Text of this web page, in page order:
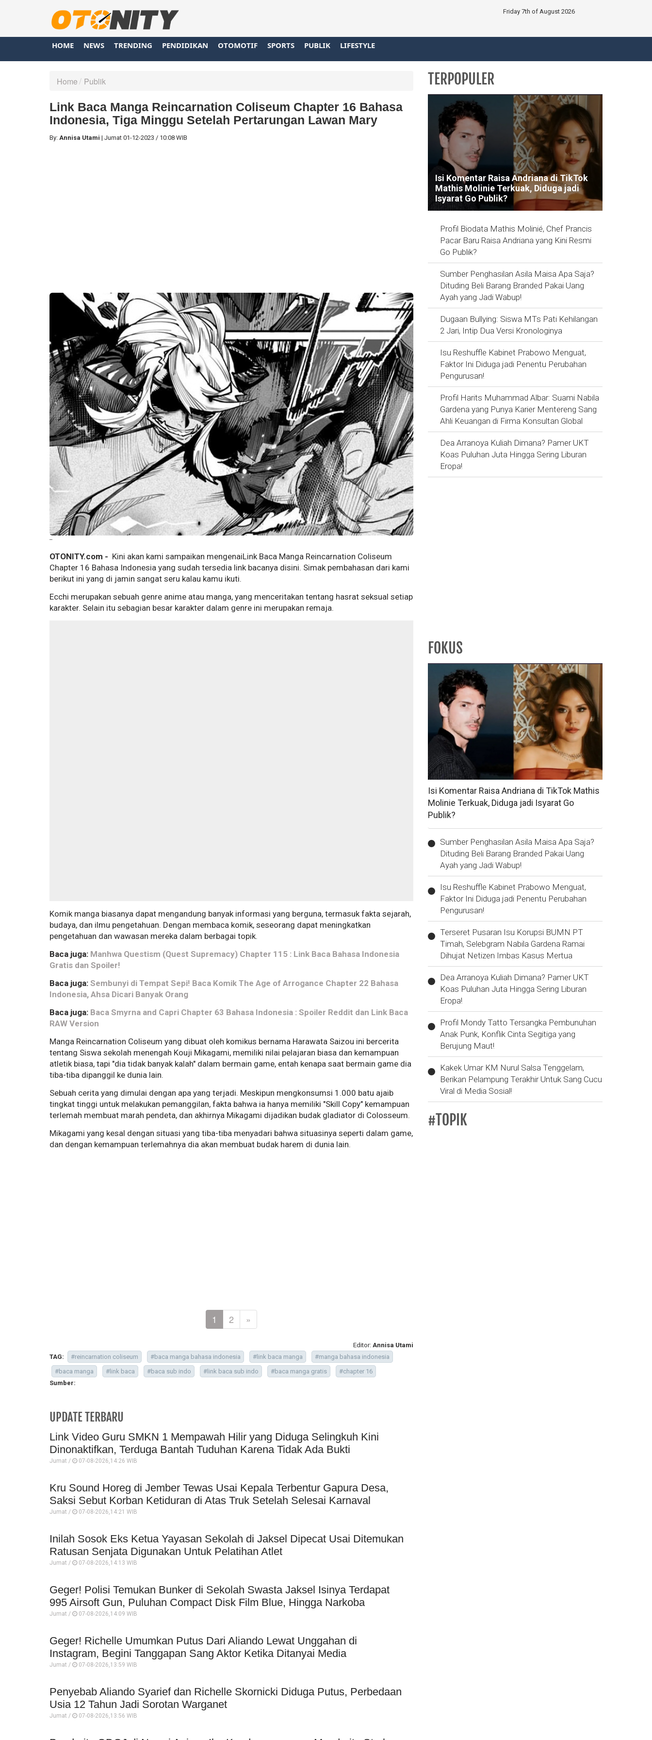
Friday 7th of August 2026
HOME NEWS TRENDING PENDIDIKAN OTOMOTIF SPORTS PUBLIK LIFESTYLE
Home Publik
Link Baca Manga Reincarnation Coliseum Chapter 16 Bahasa
Indonesia, Tiga Minggu Setelah Pertarungan Lawan Mary
By: Annisa Utami | Jumat 01-12-2023 / 10:08 WIB
--
OTONITY.com - Kini akan kami sampaikan mengenaiLink Baca Manga Reincarnation Coliseum
Chapter 16 Bahasa Indonesia yang sudah tersedia link bacanya disini. Simak pembahasan dari kami
berikut ini yang di jamin sangat seru kalau kamu ikuti.
Ecchi merupakan sebuah genre anime atau manga, yang menceritakan tentang hasrat seksual setiap
karakter. Selain itu sebagian besar karakter dalam genre ini merupakan remaja.
Komik manga biasanya dapat mengandung banyak informasi yang berguna, termasuk fakta sejarah,
budaya, dan ilmu pengetahuan. Dengan membaca komik, seseorang dapat meningkatkan
pengetahuan dan wawasan mereka dalam berbagai topik.
Baca juga: Manhwa Questism (Quest Supremacy) Chapter 115 : Link Baca Bahasa Indonesia
Gratis dan Spoiler!
Baca juga: Sembunyi di Tempat Sepi! Baca Komik The Age of Arrogance Chapter 22 Bahasa
Indonesia, Ahsa Dicari Banyak Orang
Baca juga: Baca Smyrna and Capri Chapter 63 Bahasa Indonesia : Spoiler Reddit dan Link Baca
RAW Version
Manga Reincarnation Coliseum yang dibuat oleh komikus bernama Harawata Saizou ini bercerita
tentang Siswa sekolah menengah Kouji Mikagami, memiliki nilai pelajaran biasa dan kemampuan
atletik biasa, tapi "dia tidak banyak kalah" dalam bermain game, entah kenapa saat bermain game dia
tiba-tiba dipanggil ke dunia lain.
Sebuah cerita yang dimulai dengan apa yang terjadi. Meskipun mengkonsumsi 1.000 batu ajaib
tingkat tinggi untuk melakukan pemanggilan, fakta bahwa ia hanya memiliki "Skill Copy" kemampuan
terlemah membuat marah pendeta, dan akhirnya Mikagami dijadikan budak gladiator di Colosseum.
Mikagami yang kesal dengan situasi yang tiba-tiba menyadari bahwa situasinya seperti dalam game,
dan dengan kemampuan terlemahnya dia akan membuat budak harem di dunia lain.
1 2 »
Editor: Annisa Utami
TAG:
#reincarnation coliseum #baca manga bahasa indonesia #link baca manga
#manga bahasa indonesia
#baca manga
#link baca #baca sub indo #link baca sub indo #baca manga gratis
#chapter 16
Sumber:
UPDATE TERBARU
Link Video Guru SMKN 1 Mempawah Hilir yang Diduga Selingkuh Kini
Dinonaktifkan, Terduga Bantah Tuduhan Karena Tidak Ada Bukti
Jumat / 07-08-2026,14:26 WIB
Kru Sound Horeg di Jember Tewas Usai Kepala Terbentur Gapura Desa,
Saksi Sebut Korban Ketiduran di Atas Truk Setelah Selesai Karnaval
Jumat / 07-08-2026,14:21 WIB
Inilah Sosok Eks Ketua Yayasan Sekolah di Jaksel Dipecat Usai Ditemukan
Ratusan Senjata Digunakan Untuk Pelatihan Atlet
Jumat / 07-08-2026,14:13 WIB
Geger! Polisi Temukan Bunker di Sekolah Swasta Jaksel Isinya Terdapat
995 Airsoft Gun, Puluhan Compact Disk Film Blue, Hingga Narkoba
Jumat / 07-08-2026,14:09 WIB
Geger! Richelle Umumkan Putus Dari Aliando Lewat Unggahan di
Instagram, Begini Tanggapan Sang Aktor Ketika Ditanyai Media
Jumat / 07-08-2026,13:59 WIB
Penyebab Aliando Syarief dan Richelle Skornicki Diduga Putus, Perbedaan
Usia 12 Tahun Jadi Sorotan Warganet
Jumat / 07-08-2026,13:56 WIB
TERPOPULER
Isi Komentar Raisa Andriana di TikTok
Mathis Molinie Terkuak, Diduga jadi
Isyarat Go Publik?
Profil Biodata Mathis Molinié, Chef Prancis
Pacar Baru Raisa Andriana yang Kini Resmi
Go Publik?
Sumber Penghasilan Asila Maisa Apa Saja?
Dituding Beli Barang Branded Pakai Uang
Ayah yang Jadi Wabup!
Dugaan Bullying: Siswa MTs Pati Kehilangan
2 Jari, Intip Dua Versi Kronologinya
Isu Reshuffle Kabinet Prabowo Menguat,
Faktor Ini Diduga jadi Penentu Perubahan
Pengurusan!
Profil Harits Muhammad Albar: Suami Nabila
Gardena yang Punya Karier Mentereng Sang
Ahli Keuangan di Firma Konsultan Global
Dea Arranoya Kuliah Dimana? Pamer UKT
Koas Puluhan Juta Hingga Sering Liburan
Eropa!
FOKUS
Isi Komentar Raisa Andriana di TikTok Mathis
Molinie Terkuak, Diduga jadi Isyarat Go
Publik?
Sumber Penghasilan Asila Maisa Apa Saja?
Dituding Beli Barang Branded Pakai Uang
Ayah yang Jadi Wabup!
Isu Reshuffle Kabinet Prabowo Menguat,
Faktor Ini Diduga jadi Penentu Perubahan
Pengurusan!
Terseret Pusaran Isu Korupsi BUMN PT
Timah, Selebgram Nabila Gardena Ramai
Dihujat Netizen Imbas Kasus Mertua
Dea Arranoya Kuliah Dimana? Pamer UKT
Koas Puluhan Juta Hingga Sering Liburan
Eropa!
Profil Mondy Tatto Tersangka Pembunuhan
Anak Punk, Konflik Cinta Segitiga yang
Berujung Maut!
Kakek Umar KM Nurul Salsa Tenggelam,
Berikan Pelampung Terakhir Untuk Sang Cucu
Viral di Media Sosial!
#TOPIK